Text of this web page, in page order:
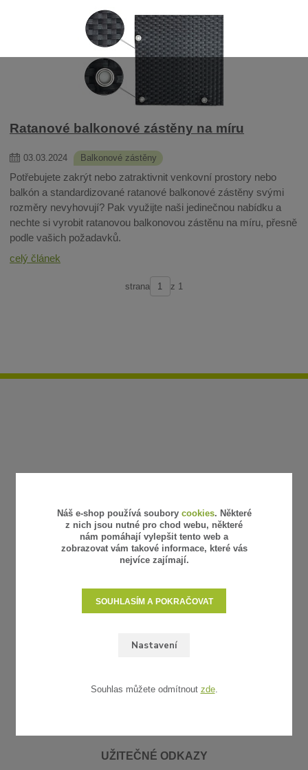
Ratanové balkonové zástěny na míru
03. 03. 2024 Balkonové zástěny
Potřebujete zakrýt nebo zatraktivnit venkovní prostory nebo
balkón a standardizované ratanové balkonové zástěny svými
rozměry nevyhovují? Pak využijte naši jedinečnou nabídku a
nechte si vyrobit ratanovou balkonovou zástěnu na míru, přesně
podle vašich požadavků.
celý článek
strana z 1
UŽITEČNÉ ODKAZY
Náš e-shop používá soubory cookies. Některé
z nich jsou nutné pro chod webu, některé
nám pomáhají vylepšit tento web a
zobrazovat vám takové informace, které vás
nejvíce zajímají.
Nastavení
SOUHLASÍM A POKRAČOVAT
Souhlas můžete odmítnout zde.